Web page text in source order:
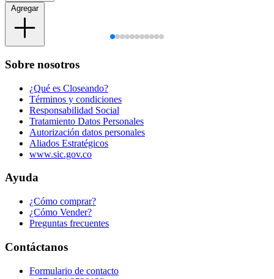
Agregar
Sobre nosotros
¿Qué es Closeando?
Términos y condiciones
Responsabilidad Social
Tratamiento Datos Personales
Autorización datos personales
Aliados Estratégicos
www.sic.gov.co
Ayuda
¿Cómo comprar?
¿Cómo Vender?
Preguntas frecuentes
Contáctanos
Formulario de contacto